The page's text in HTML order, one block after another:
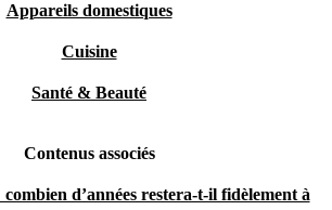
Appareils domestiques
Cuisine
Santé & Beauté
Contenus associés
d’années restera-t-il fidèlement à